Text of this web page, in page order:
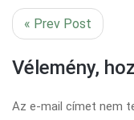
« Prev Post
Vélemény,
Az e-mail címet nem